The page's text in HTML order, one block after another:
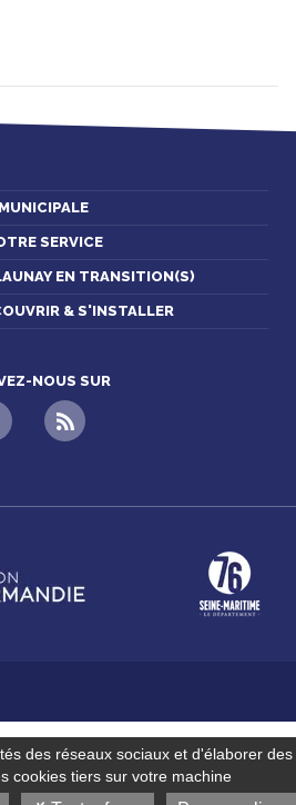
SERVICE
EN TRANSITION(S)
& S'INSTALLER
NOUS SUR
des réseaux sociaux et d'élaborer
cookies tiers sur votre machine